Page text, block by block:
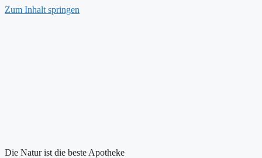
Zum Inhalt springen
Die Natur ist die beste Apotheke